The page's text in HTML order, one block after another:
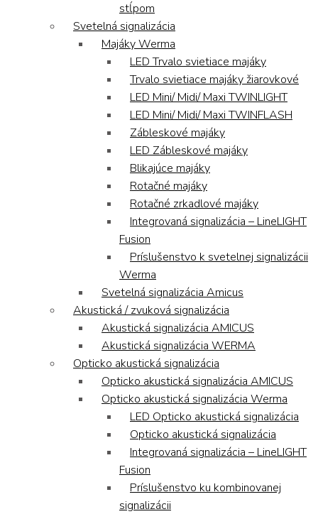
stĺpom
Svetelná signalizácia
Majáky Werma
LED Trvalo svietiace majáky
Trvalo svietiace majáky žiarovkové
LED Mini/ Midi/ Maxi TWINLIGHT
LED Mini/ Midi/ Maxi TWINFLASH
Zábleskové majáky
LED Zábleskové majáky
Blikajúce majáky
Rotačné majáky
Rotačné zrkadlové majáky
Integrovaná signalizácia – LineLIGHT
Fusion
Príslušenstvo k svetelnej signalizácii
Werma
Svetelná signalizácia Amicus
Akustická / zvuková signalizácia
Akustická signalizácia AMICUS
Akustická signalizácia WERMA
Opticko akustická signalizácia
Opticko akustická signalizácia AMICUS
Opticko akustická signalizácia Werma
LED Opticko akustická signalizácia
Opticko akustická signalizácia
Integrovaná signalizácia – LineLIGHT
Fusion
Príslušenstvo ku kombinovanej
signalizácii